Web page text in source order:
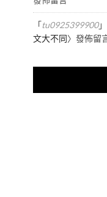
「tu0925399900
文大不同〉發佈留